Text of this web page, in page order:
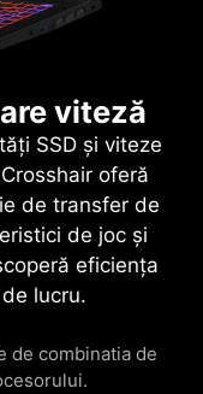
viteză
SSD și viteze
oferă
de transfer de
de joc și
eficiența
lucru.
de combinatia de